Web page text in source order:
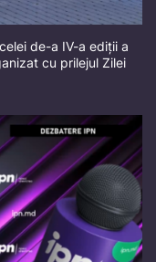
de-a IV-a ediții a
cu prilejul Zilei